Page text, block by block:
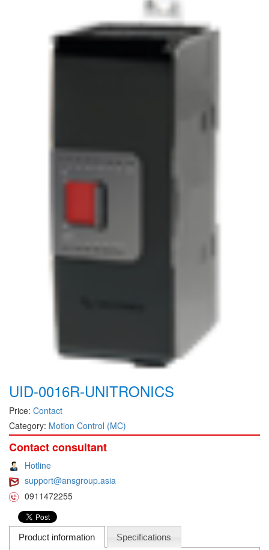
CS&P Technologies
Cypet Vietnam
Delta Ohm
Delta-mobrey
DEMA Engineering/ Foam- IT
DESAX
DET-TRONICS
Deublin
Diakont
Dias Infrared
DINA Elektronik
Dinel
UID-0016R-UNITRONICS
Price: Contact
Category: Motion Control (MC)
Contact consultant
Hotline
support@ansgroup.asia
0911472255
Product information Specifications